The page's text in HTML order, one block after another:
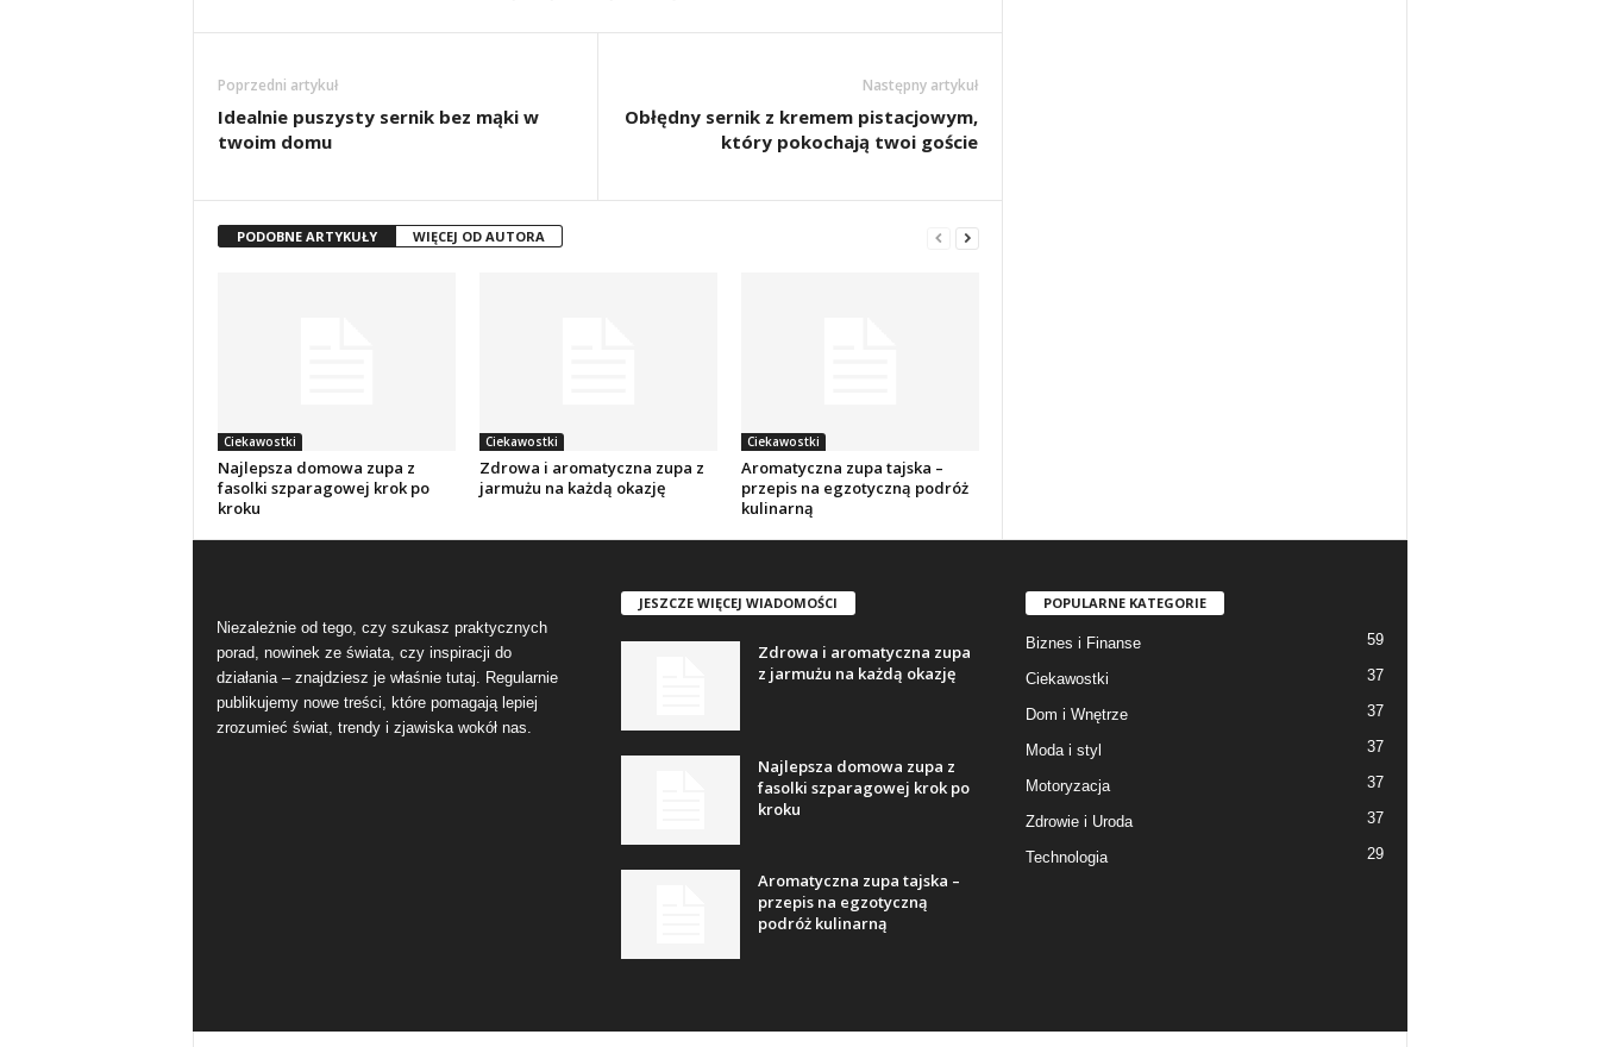
Poprzedni artykuł
Idealnie puszysty sernik bez mąki w
twoim domu
Następny artykuł
Obłędny sernik z kremem pistacjowym,
który pokochają twoi goście
PODOBNE ARTYKUŁY WIĘCEJ OD AUTORA
Ciekawostki
Najlepsza domowa zupa z
fasolki szparagowej krok po
kroku
Ciekawostki
Zdrowa i aromatyczna zupa z
jarmużu na każdą okazję
Ciekawostki
Aromatyczna zupa tajska –
przepis na egzotyczną podróż
kulinarną
Niezależnie od tego, czy szukasz praktycznych
porad, nowinek ze świata, czy inspiracji do
działania – znajdziesz je właśnie tutaj. Regularnie
publikujemy nowe treści, które pomagają lepiej
zrozumieć świat, trendy i zjawiska wokół nas.
JESZCZE WIĘCEJ WIADOMOŚCI
Zdrowa i aromatyczna zupa
z jarmużu na każdą okazję
Najlepsza domowa zupa z
fasolki szparagowej krok po
kroku
Aromatyczna zupa tajska –
przepis na egzotyczną
podróż kulinarną
POPULARNE KATEGORIE
Biznes i Finanse 59
Ciekawostki 37
Dom i Wnętrze 37
Moda i styl 37
Motoryzacja 37
Zdrowie i Uroda 37
Technologia 29